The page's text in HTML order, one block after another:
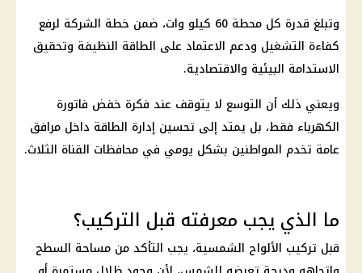
وتبلغ قدرة كل محطة 60 كيلو وات، ضمن خطة الشركة لرفع
كفاءة التشغيل ودعم الاعتماد على الطاقة النظيفة وتحقيق
الاستدامة البيئية والاقتصادية.
ويعني ذلك أن التوسع لا يتوقف عند فكرة خفض فاتورة
الكهرباء فقط، بل يمتد إلى تحسين إدارة الطاقة داخل مرافق
عامة تخدم المواطنين بشكل يومي في محافظات القناة الثلاث.
ما الذي يجب معرفته قبل التركيب؟
قبل تركيب الألواح الشمسية، يجب التأكد من مساحة السطح